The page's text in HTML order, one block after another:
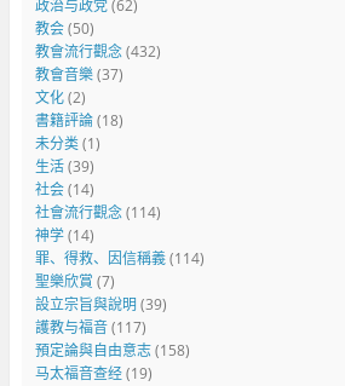
政治与政党(62)
教会(50)
教會流行觀念(432)
教會音樂(37)
文化(2)
書籍評論(18)
未分类(1)
生活(39)
社会(14)
社會流行觀念(114)
神学(14)
罪、得救、因信稱義(114)
聖樂欣賞 (7)
設立宗旨與說明 (39)
護教与福音(117)
預定論與自由意志(158)
马太福音查经(19)